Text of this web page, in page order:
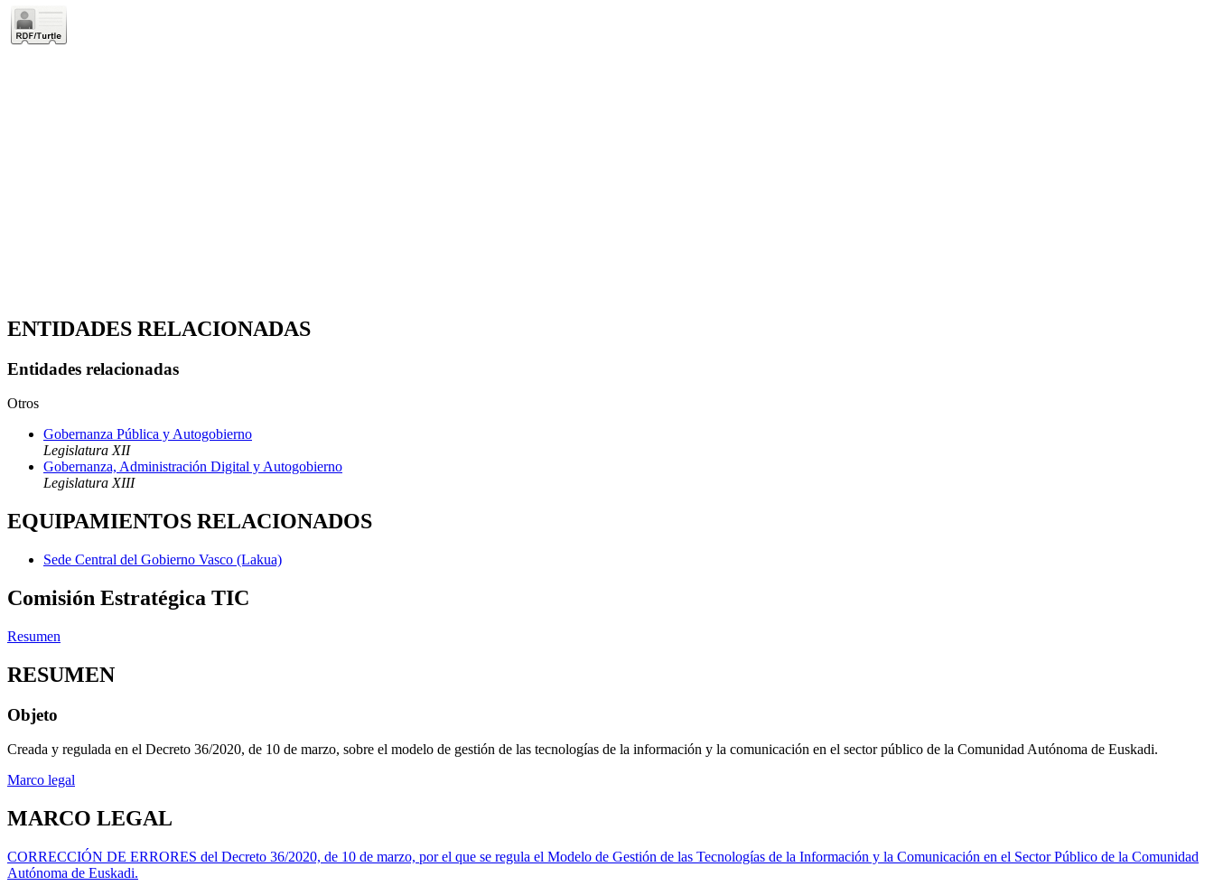
ENTIDADES RELACIONADAS
Entidades relacionadas
Otros
Gobernanza Pública y Autogobierno
Legislatura XII
Gobernanza, Administración Digital y Autogobierno
Legislatura XIII
EQUIPAMIENTOS RELACIONADOS
Sede Central del Gobierno Vasco (Lakua)
Comisión Estratégica TIC
Resumen
RESUMEN
Objeto
Creada y regulada en el Decreto 36/2020, de 10 de marzo, sobre el modelo de gestión de las tecnologías de la información y la comunicación en el sector público de la Comunidad Autónoma de Euskadi.
Marco legal
MARCO LEGAL
CORRECCIÓN DE ERRORES del Decreto 36/2020, de 10 de marzo, por el que se regula el Modelo de Gestión de las Tecnologías de la Información y la Comunicación en el Sector Público de la Comunidad
Autónoma de Euskadi.